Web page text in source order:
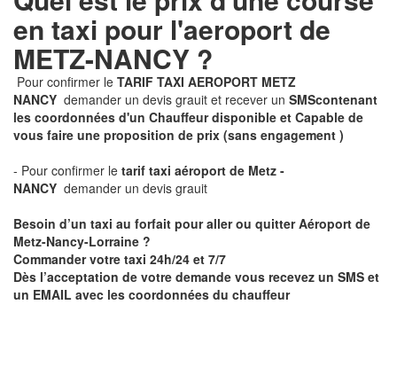
en taxi pour l'aeroport de
METZ-NANCY ?
Pour confirmer le TARIF TAXI AEROPORT METZ
NANCY demander un devis grauit et recever un SMScontenant
les coordonnées d'un Chauffeur disponible et Capable de
vous faire une proposition de prix (sans engagement )
- Pour confirmer le tarif taxi aéroport de Metz -
NANCY demander un devis grauit
Besoin d’un taxi au forfait pour aller ou quitter Aéroport de
Metz-Nancy-Lorraine ?
Commander votre taxi 24h/24 et 7/7
Dès l’acceptation de votre demande vous recevez un SMS et
un EMAIL avec les coordonnées du chauffeur